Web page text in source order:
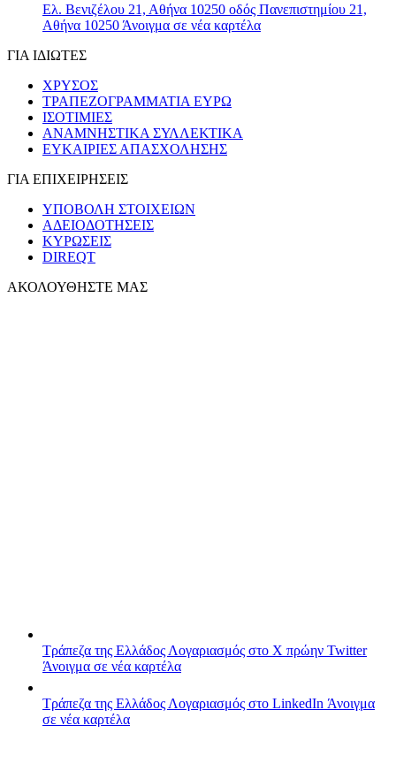
Ελ. Βενιζέλου 21, Αθήνα 10250 οδός Πανεπιστημίου 21,
Αθήνα 10250 Άνοιγμα σε νέα καρτέλα
ΓΙΑ ΙΔΙΩΤΕΣ
ΧΡΥΣΟΣ
ΤΡΑΠΕΖΟΓΡΑΜΜΑΤΙΑ ΕΥΡΩ
ΙΣΟΤΙΜΙΕΣ
ΑΝΑΜΝΗΣΤΙΚΑ ΣΥΛΛΕΚΤΙΚΑ
ΕΥΚΑΙΡΙΕΣ ΑΠΑΣΧΟΛΗΣΗΣ
ΓΙΑ ΕΠΙΧΕΙΡΗΣΕΙΣ
ΥΠΟΒΟΛΗ ΣΤΟΙΧΕΙΩΝ
ΑΔΕΙΟΔΟΤΗΣΕΙΣ
ΚΥΡΩΣΕΙΣ
DIREQT
ΑΚΟΛΟΥΘΗΣΤΕ ΜΑΣ
Τράπεζα της Ελλάδος Λογαριασμός στο X πρώην Twitter
Άνοιγμα σε νέα καρτέλα
Τράπεζα της Ελλάδος Λογαριασμός στο LinkedIn Άνοιγμα
σε νέα καρτέλα